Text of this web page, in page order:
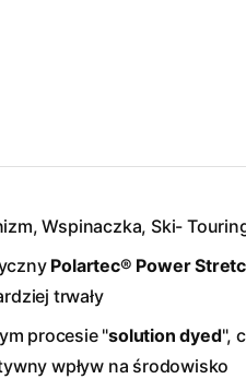
Wspinaczka, Ski-
Polartec® Power
trwały
procesie "solution dyed",
wpływ na środowisko